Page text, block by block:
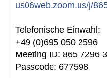
us06web.zoom.us/j/
Telefonische Einwahl:
+49 (0)695 050 2596
Meeting ID: 865 7296
Passcode: 677598